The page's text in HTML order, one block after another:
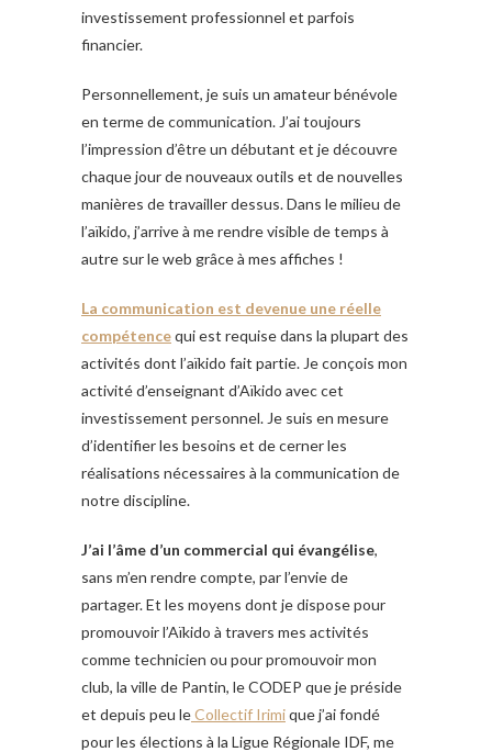
investissement professionnel et parfois
financier.
Personnellement, je suis un amateur bénévole
en terme de communication. J’ai toujours
l’impression d’être un débutant et je découvre
chaque jour de nouveaux outils et de nouvelles
manières de travailler dessus. Dans le milieu de
l’aïkido, j’arrive à me rendre visible de temps à
autre sur le web grâce à mes affiches !
La communication est devenue une réelle
compétencequi est requise dans la plupart des
activités dont l’aïkido fait partie. Je conçois mon
activité d’enseignant d’Aïkido avec cet
investissement personnel. Je suis en mesure
d’identifier les besoins et de cerner les
réalisations nécessaires à la communication de
notre discipline.
J’ai l’âme d’un commercial qui évangélise,
sans m’en rendre compte, par l’envie de
partager. Et les moyens dont je dispose pour
promouvoir l’Aïkido à travers mes activités
comme technicien ou pour promouvoir mon
club, la ville de Pantin, le CODEP que je préside
et depuis peu leCollectif Irimique j’ai fondé
pour les élections à la Ligue Régionale IDF, me